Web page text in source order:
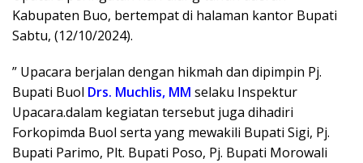
Kabupaten Buo, bertempat di halaman kantor Bupati
Sabtu, (12/10/2024).
” Upacara berjalan dengan hikmah dan dipimpin Pj.
Bupati Buol Drs. Muchlis, MM selaku Inspektur
Upacara.dalam kegiatan tersebut juga dihadiri
Forkopimda Buol serta yang mewakili Bupati Sigi, Pj.
Bupati Parimo, Plt. Bupati Poso, Pj. Bupati Morowali